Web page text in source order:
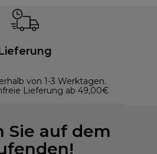
von 1-3 Werktagen.
Lieferung ab 49,00€
Sie auf dem